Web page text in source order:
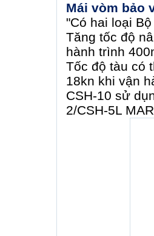
Mái vòm bảo
"Có hai loại
Tăng tốc độ
hành trình
Tốc độ tàu có
18kn khi vận
CSH-10 sử
2/CSH-5L